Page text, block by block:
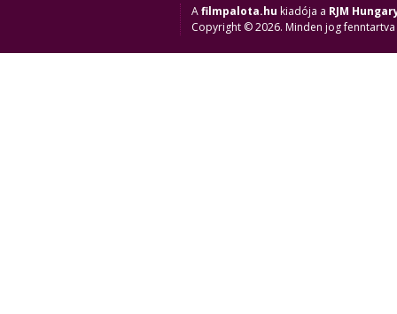
Afilmpalota.hu kiadója a RJM
Copyright © 2026. Minden jog fenntartva